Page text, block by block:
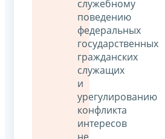
служебному
поведению
федеральных
государственных
гражданских
служащих
и
урегулированию
конфликта
интересов